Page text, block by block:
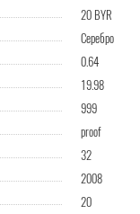
20 BYR
Серебро
0.64
19.98
999
proof
32
2008
20